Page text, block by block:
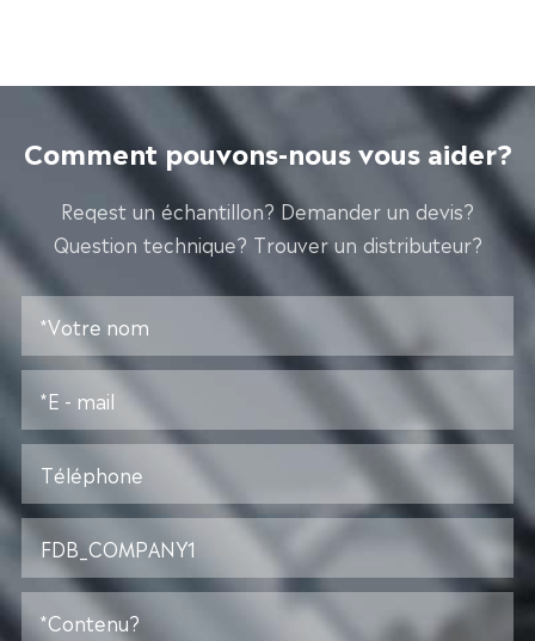
Comment pouvons-nous vous aider?
Reqest un échantillon? Demander un devis?
Question technique? Trouver un distributeur?